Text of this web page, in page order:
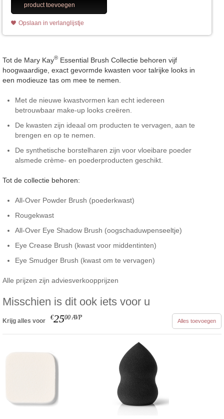
product toevoegen
Opslaan in verlanglijstje
Tot de Mary Kay® Essential Brush Collectie behoren vijf
hoogwaardige, exact gevormde kwasten voor talrijke looks in
een modieuze tas om mee te nemen.
Met de nieuwe kwastvormen kan echt iedereen
betrouwbaar make-up looks creëren.
De kwasten zijn ideaal om producten te vervagen, aan te
brengen en op te nemen.
De synthetische borstelharen zijn voor vloeibare poeder
alsmede crème- en poederproducten geschikt.
Tot de collectie behoren:
All-Over Powder Brush (poederkwast)
Rougekwast
All-Over Eye Shadow Brush (oogschaduwpenseeltje)
Eye Crease Brush (kwast voor middentinten)
Eye Smudger Brush (kwast om te vervagen)
Alle prijzen zijn adviesverkoopprijzen
Misschien is dit ook iets voor u
Krijg alles voor €2500 AVP Alles toevoegen